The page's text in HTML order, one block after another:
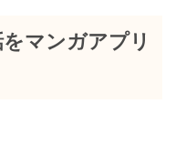
マンガアプリ